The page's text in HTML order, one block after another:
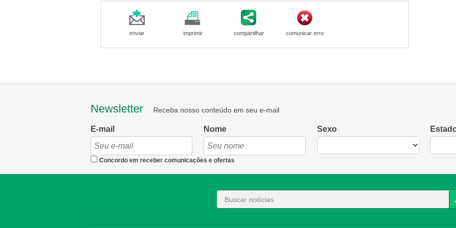
enviar imprimir compartilhar comunicar erro
Newsletter Receba nosso conteúdo em seu e-mail
E-mail Nome Sexo
Concordo em receber comunicações e ofertas